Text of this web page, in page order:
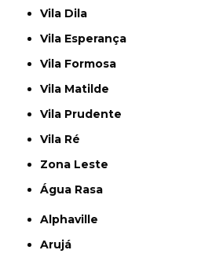
Vila Dila
Vila Esperança
Vila Formosa
Vila Matilde
Vila Prudente
Vila Ré
Zona Leste
Água Rasa
Alphaville
Arujá